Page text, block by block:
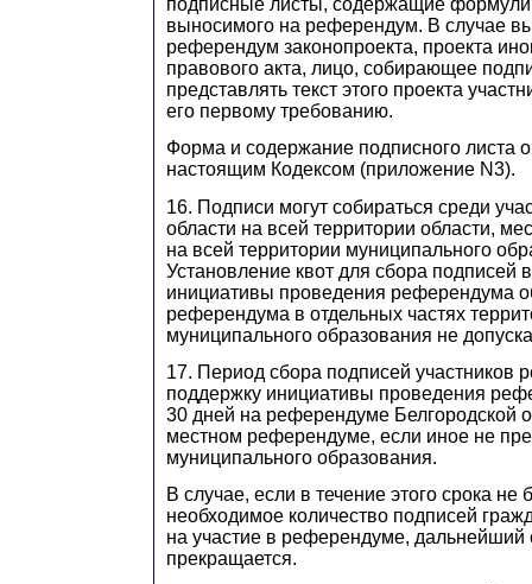
подписные листы, содержащие
выносимого на референдум. В случае
референдум законопроекта, проекта
правового акта, лицо, собирающее
представлять текст этого проекта
его первому требованию.
Форма и содержание подписного листа
настоящим Кодексом (приложение N3).
16. Подписи могут собираться среди
области на всей территории области,
на всей территории муниципального
Установление квот для сбора подписей
инициативы проведения референдума
референдума в отдельных частях
муниципального образования не
17. Период сбора подписей участников
поддержку инициативы проведения
30 дней на референдуме Белгородской
местном референдуме, если иное не
муниципального образования.
В случае, если в течение этого срока не
необходимое количество подписей
на участие в референдуме, дальнейший
прекращается.